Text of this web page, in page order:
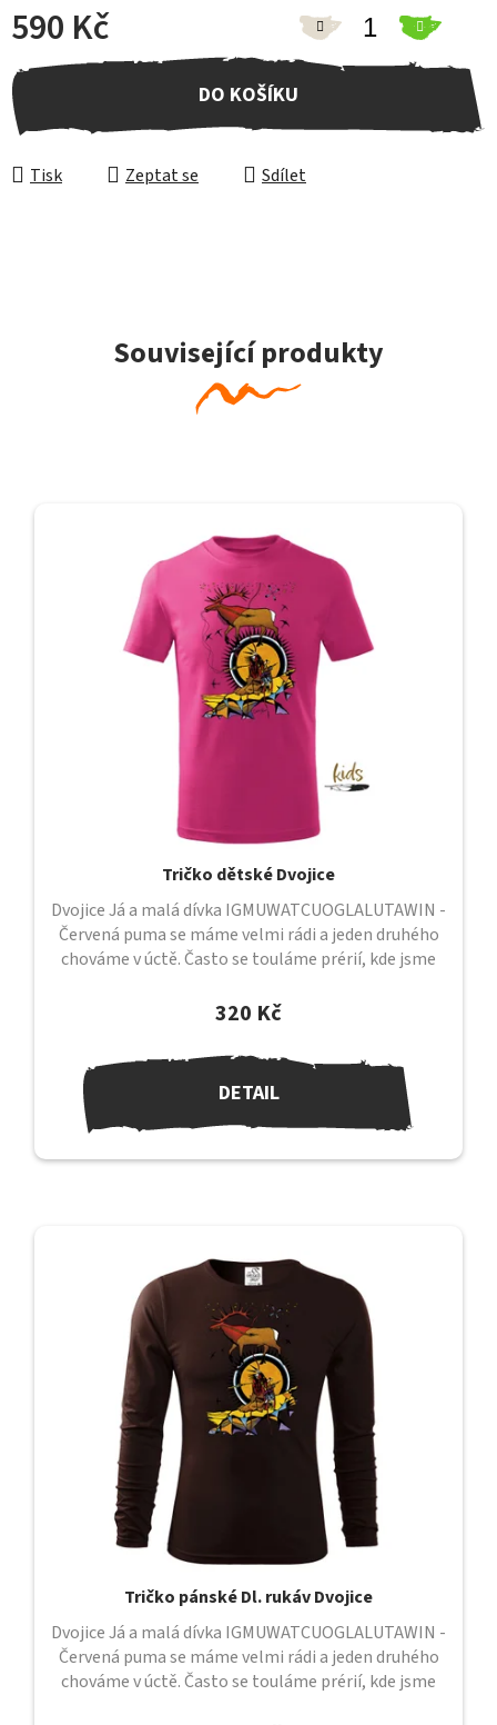
590 Kč
Měrná cena:
DO KOŠÍKU
Tisk Zeptat se Sdílet
Související produkty
Tričko dětské Dvojice
320 Kč
DETAIL
Dvojice Já a malá dívka IGMUWATCUOGLALUTAWIN -
Červená puma se máme velmi rádi a jeden druhého
chováme v úctě. Často se touláme prérií, kde jsme
Tričko pánské Dl. rukáv Dvojice
Dvojice Já a malá dívka IGMUWATCUOGLALUTAWIN -
Červená puma se máme velmi rádi a jeden druhého
chováme v úctě. Často se touláme prérií, kde jsme